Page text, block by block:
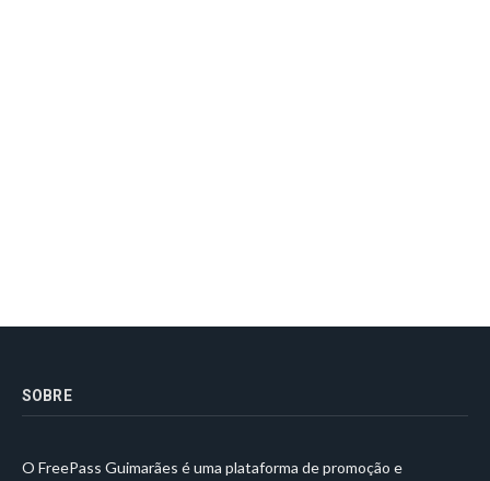
SOBRE
O FreePass Guimarães é uma plataforma de promoção e